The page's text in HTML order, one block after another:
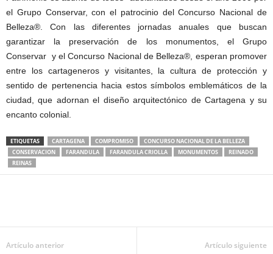
el Grupo Conservar, con el patrocinio del Concurso Nacional de
Belleza®. Con las diferentes jornadas anuales que buscan
garantizar la preservación de los monumentos, el Grupo
Conservar y el Concurso Nacional de Belleza®, esperan promover
entre los cartageneros y visitantes, la cultura de protección y
sentido de pertenencia hacia estos símbolos emblemáticos de la
ciudad, que adornan el diseño arquitectónico de Cartagena y su
encanto colonial.
ETIQUETAS CARTAGENA COMPROMISO
CONCURSO NACIONAL DE LA BELLEZA
CONSERVACION
FARANDULA FARANDULA CRIOLLA MONUMENTOS
REINADO
REINAS
Artículo anterior Artículo siguiente